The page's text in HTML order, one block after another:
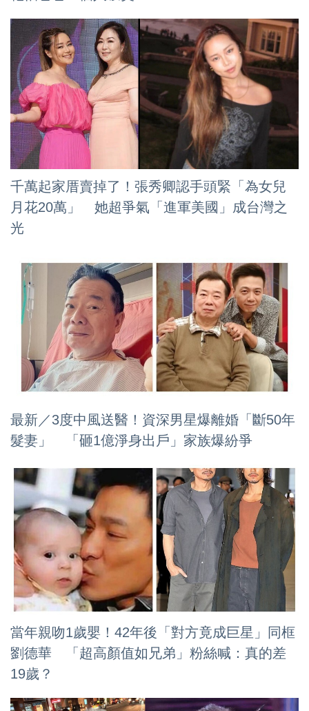
千萬起家厝賣掉了！張秀卿認手頭緊「為女兒
月花20萬」 她超爭氣「進軍美國」成台灣之
光
最新／3度中風送醫！資深男星爆離婚「斷50年
髮妻」 「砸1億淨身出戶」家族爆紛爭
當年親吻1歲嬰！42年後「對方竟成巨星」同框
劉德華 「超高顏值如兄弟」粉絲喊：真的差
19歲？